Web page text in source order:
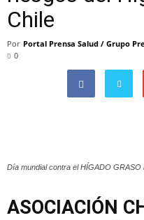
Chile
Por Portal Prensa Salud / Grupo
0
Día mundial contra el HÍGADO GRASO
ASOCIACIÓN